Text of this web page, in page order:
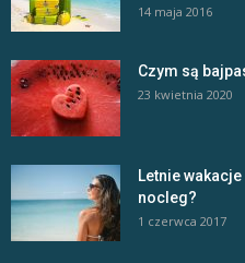
14 maja 2016
Czym są
23 kwietnia 2020
Letnie
nocleg?
1 czerwca 2017